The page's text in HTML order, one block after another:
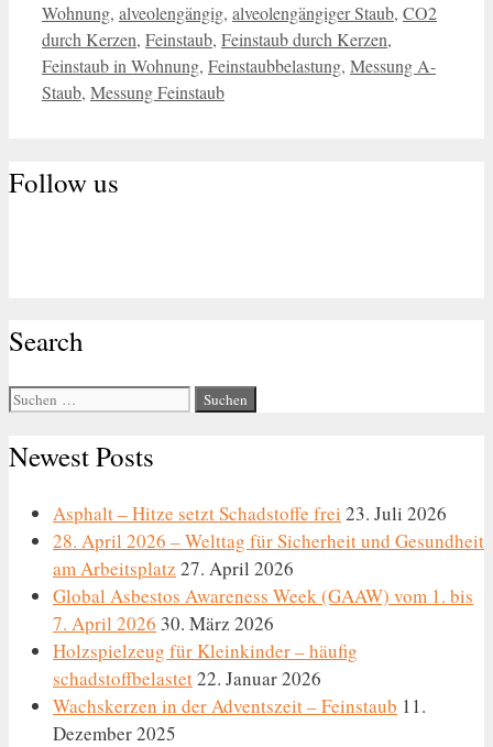
Wohnung, alveolengängig, alveolengängiger Staub, CO2
durch Kerzen, Feinstaub, Feinstaub durch Kerzen,
Feinstaub in Wohnung, Feinstaubbelastung, Messung A-
Staub, Messung Feinstaub
Follow us
Search
Suche
Newest Posts
Asphalt – Hitze setzt Schadstoffe frei 23. Juli 2026
28. April 2026 – Welttag für Sicherheit und Gesundheit
am Arbeitsplatz 27. April 2026
Global Asbestos Awareness Week (GAAW) vom 1. bis
7. April 2026 30. März 2026
Holzspielzeug für Kleinkinder – häufig
schadstoffbelastet22. Januar 2026
Wachskerzen in der Adventszeit – Feinstaub 11.
Dezember 2025